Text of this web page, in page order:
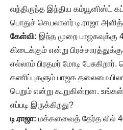
வந்திருந்த இந்திய கம்யூனிஸ்ட்
பொதுச் செயலாளர் டி.ராஜா அளித்த
கேள்வி: இந்த முறை பாஜகவுக்கு
கிடைக்கும் என்று
எல்லாம் பிரதமர் மோடி
கணிப்புகளும் பாஜக
பெறும் என்று கூறுகின்றன.
எப்படி இருக்கிறது?
டி.ராஜா: மக்களவைத் தேர்த லில்